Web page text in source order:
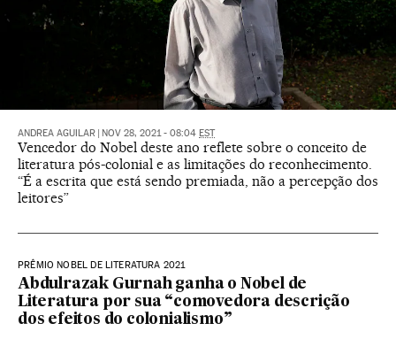
ANDREA AGUILAR NOV 28, 2021 - 08:04 EST
Vencedor do Nobel deste ano reflete sobre o conceito de
literatura pós-colonial e as limitações do reconhecimento.
“É a escrita que está sendo premiada, não a percepção dos
leitores”
PRÊMIO NOBEL DE LITERATURA 2021
Abdulrazak Gurnah ganha o Nobel de
Literatura por sua “comovedora descrição
dos efeitos do colonialismo”